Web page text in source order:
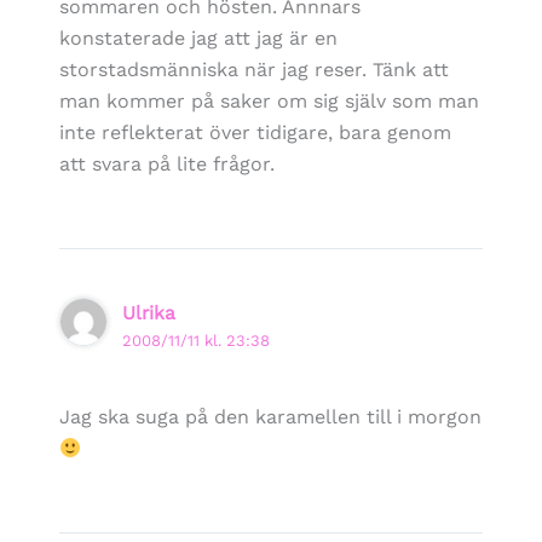
sommaren och hösten. Annnars
konstaterade jag att jag är en
storstadsmänniska när jag reser. Tänk att
man kommer på saker om sig själv som man
inte reflekterat över tidigare, bara genom
att svara på lite frågor.
Ulrika
2008/11/11 kl. 23:38
Jag ska suga på den karamellen till i morgon